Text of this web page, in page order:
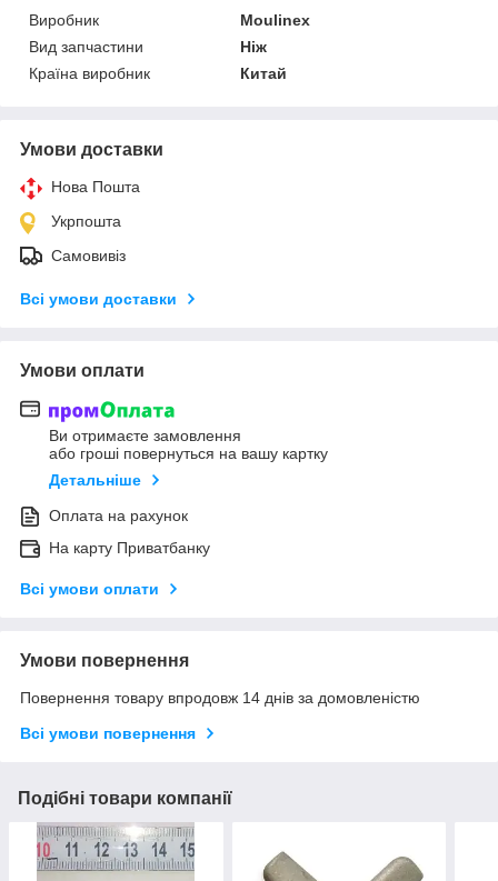
Виробник
Moulinex
Вид запчастини
Ніж
Країна виробник
Китай
Умови доставки
Нова Пошта
Укрпошта
Самовивіз
Всі умови доставки
Умови оплати
Ви отримаєте замовлення
або гроші повернуться на вашу картку
Детальніше
Оплата на рахунок
На карту Приватбанку
Всі умови оплати
Умови повернення
Повернення товару впродовж 14 днів за домовленістю
Всі умови повернення
Подібні товари компанії